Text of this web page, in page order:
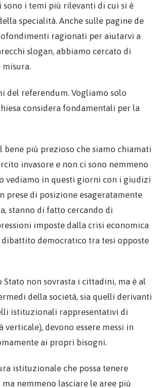
i temi più rilevanti di cui si è
specialità. Anche sulle pagine de
ragionati per aiutarvi a
slogan, abbiamo cercato di
del referendum. Vogliamo solo
considera fondamentali per la
più prezioso che siamo chiamati
invasore e non ci sono nemmeno
vediamo in questi giorni con i giudizi
di posizione esageratamente
stanno di fatto cercando di
imposte dalla crisi economica
democratico tra tesi opposte
non sovrasta i cittadini, ma è al
della società, sia quelli derivanti
istituzionali rappresentativi di
devono essere messi in
ai propri bisogni.
istituzionale che possa tenere
nemmeno lasciare le aree più